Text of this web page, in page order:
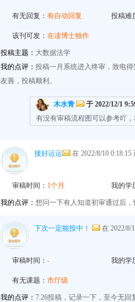
有无回复： 有自动回复 投稿难
该刊可发： 在读博士独作
投稿主题： 大数据法学
我的点评： 投稿一月系统进入终审，致电
友善，投稿顺利。
木水青
于 2022/12/1
有没有审稿流程图可以参考吖
接好运运 在 2022/8/10
审稿时间： 1个月 我的学
我的点评： 想问一下有人知道初审通过后
下次一定能投中！ 在 2022/8/
审稿时间： - 我的学
有无课题： 市厅级
我的点评： 7.26投稿，记录一下，至今无回